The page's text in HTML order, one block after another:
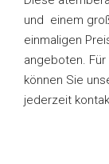
und einem
einmaligen
angeboten.
können Sie
jederzeit